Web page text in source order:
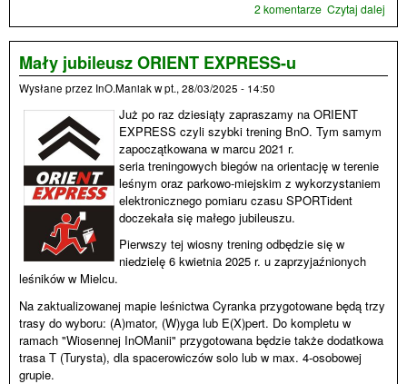
Czytaj dalej
w
2 komentarze
Mały jubileusz ORIENT EXPRESS-u
Wysłane przez InO.Maniakwpt., 28/03/2025 - 14:50
Już po raz dziesiąty zapraszamy na ORIENT
EXPRESS czyli szybki trening BnO. Tym samym
zapoczątkowana w marcu 2021 r.
seria treningowych biegów na orientację w terenie
leśnym oraz parkowo-miejskim z wykorzystaniem
elektronicznego pomiaru czasu SPORTident
doczekała się małego jubileuszu.
Pierwszy tej wiosny trening odbędzie się w
niedzielę 6 kwietnia 2025 r. u zaprzyjaźnionych
leśników w Mielcu.
Na zaktualizowanej mapie leśnictwa Cyranka przygotowane będą trzy
trasy do wyboru: (A)mator, (W)yga lub E(X)pert. Do kompletu w
ramach "Wiosennej InOManii" przygotowana będzie także dodatkowa
trasa T (Turysta), dla spacerowiczów solo lub w max. 4-osobowej
grupie.